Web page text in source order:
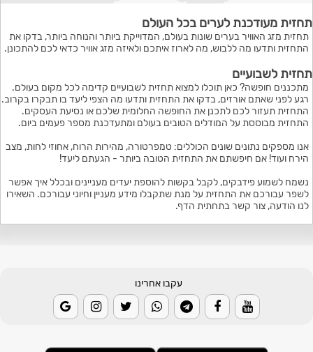
תחזית מעודכנת לערים בכל העולם
תחזית מזג האוויר בערים שונות בעולם, המדוייקת ביותר והנוחה ביותר, בדקו את
התחזית ותדעו מה ללבוש, מה לארוז איתכם ולאיזה מזג אוויר כדאי לכם להתכונן.
תחזית לשבועיים
מתכננים חופשה? כאן תוכלו למצוא תחזית לשבועיים קדימה לכל מקום בעולם.
רגע לפני שאתם אורזים, בדקו את התחזית ותדעו מה הצפי ליעד בו תבקרו בקרוב.
התחזית תעזור לכם לתכנן את החופשה החלומית שלכם או נסיעת העסקים.
התחזית מבוססת על המודלים הטובים בעולם ומתעדכנת מספר פעמים ביום.
אנו מספקים נתונים שונים הכוללים: טמפרטורה, מהירות הרוח, אחוזי לחות, מצב
הירח ועוד! אם חיפשתם את התחזית הטובה ביותר - הגעתם ליעד!
נשמח לשמוע פידבקים, לקבל בקשות להוספת יעדים מעניינים ובכלל איך אפשר
לשפר עבורכם את התחזית על מנת שתקבלו מידע מעניין וחיוני עבורכם. השאירו
לנו הודעה, צור קשר בתחתית הדף.
עקבו אחרינו